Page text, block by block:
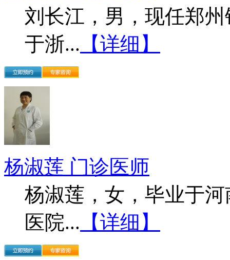
刘长江，男，现任郑
于浙... 【详细】
杨淑莲 门诊医师
杨淑莲，女，毕业于
医院... 【详细】